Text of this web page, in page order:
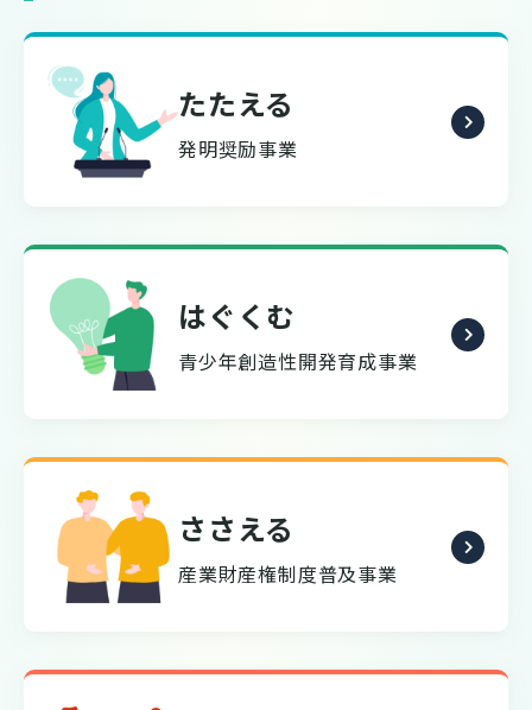
たたえる
発明奨励事業
はぐくむ
青少年創造性開発育成事業
ささえる
産業財産権制度普及事業